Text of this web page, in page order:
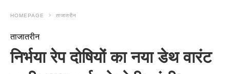
HOMEPAGE ताजातरीन
ताजातरीन
निर्भया रेप दोषियों का नया डेथ वारंट